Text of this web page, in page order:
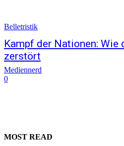
Belletristik
Kampf der Nationen:
zerstört
Mediennerd
0
MOST READ